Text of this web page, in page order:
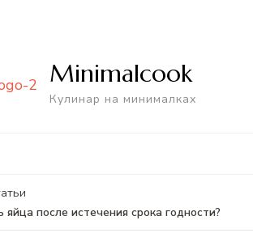
Minimalcook
Кулинар на минималках
яйца после истечения срока годности?